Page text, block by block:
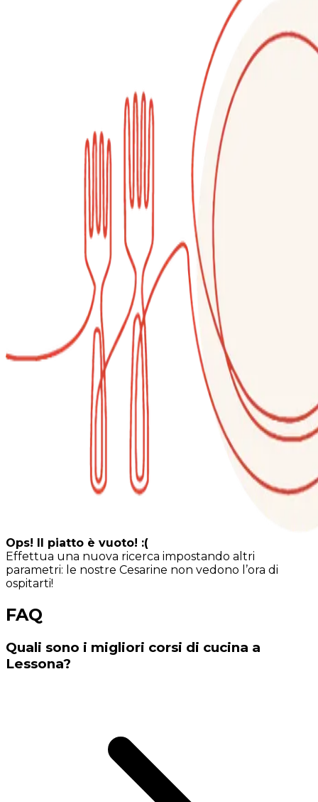
Ops! Il piatto è vuoto! :(
Effettua una nuova ricerca impostando altri
parametri: le nostre Cesarine non vedono l’ora di
ospitarti!
FAQ
Quali sono i migliori corsi di cucina a
Lessona?